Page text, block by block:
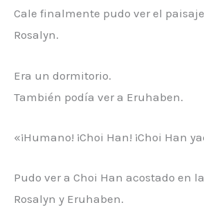
Cale finalmente pudo ver el
Rosalyn.
Era un dormitorio.
También podía ver a Eruhaben.
«¡Humano! ¡Choi Han! ¡Choi Han
Pudo ver a Choi Han acostado en
Rosalyn y Eruhaben.